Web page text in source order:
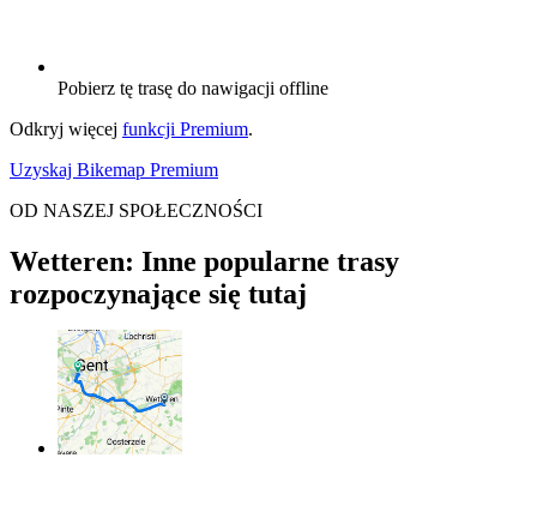
Pobierz tę trasę do nawigacji offline
Odkryj więcej funkcji Premium.
Uzyskaj Bikemap Premium
OD NASZEJ SPOŁECZNOŚCI
Wetteren: Inne popularne trasy
rozpoczynające się tutaj